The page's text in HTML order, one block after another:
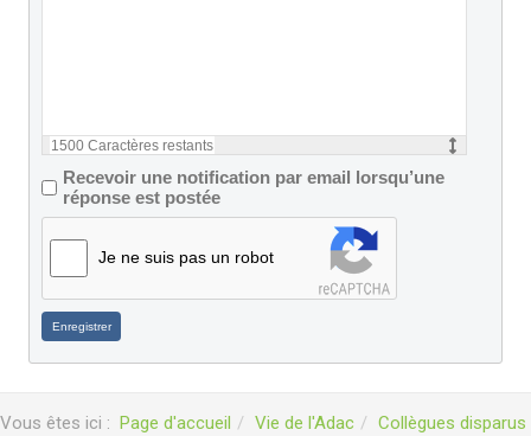
1500 Caractères restants
Recevoir une notification par email lorsqu’une
réponse est postée
Je ne suis pas un robot
Enregistrer
Vous êtes ici : Page d'accueil Vie de l'Adac
Collègues disparus